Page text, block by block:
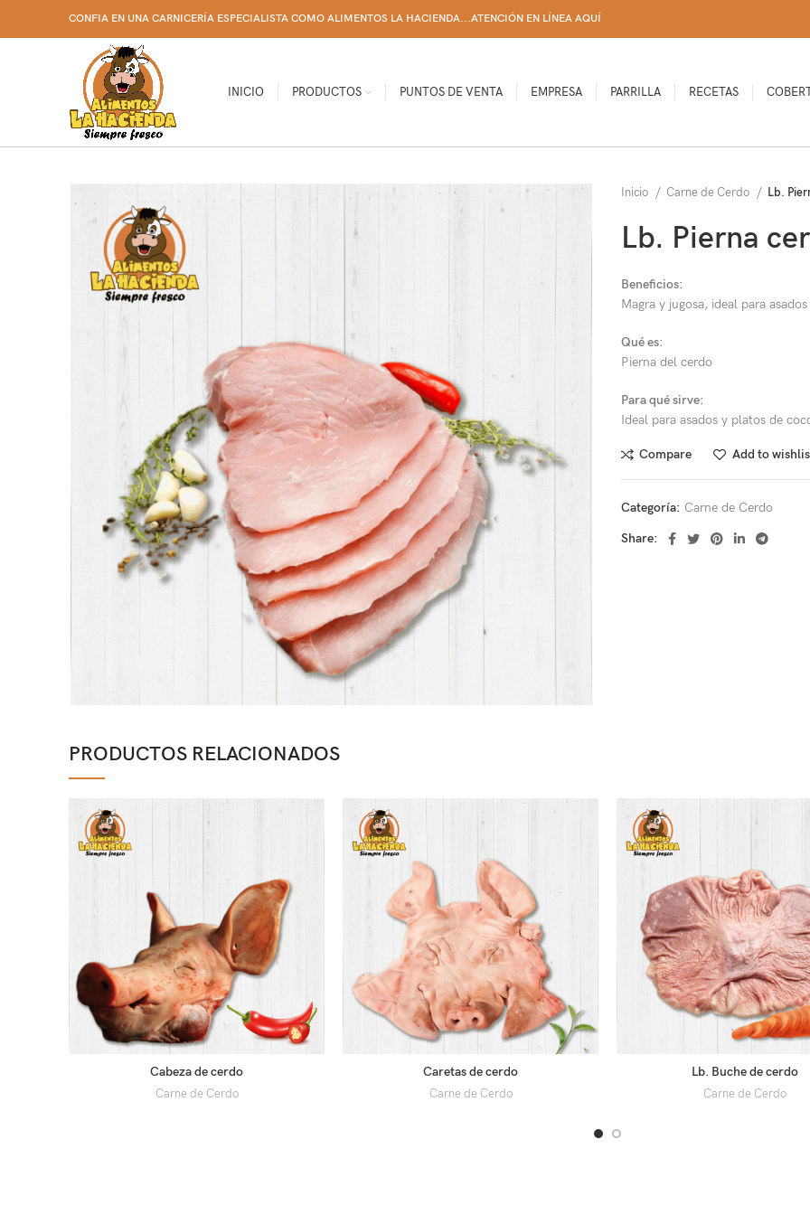
CONFIA EN UNA CARNICERÍA ESPECIALISTA COMO ALIMENTOS LA HACIENDA...ATENCIÓN EN LÍNEA AQUÍ
INICIO PRODUCTOS PUNTOS DE VENTA EMPRESA PARRILLA RECETAS
Inicio Carne de Cerdo Lb.
Lb. Pierna
Beneficios:
Magra y jugosa, ideal para
Qué es:
Pierna del cerdo
Para qué sirve:
Ideal para asados y platos de
Compare Add to
Categoría: Carne de Cerdo
Share:
PRODUCTOS RELACIONADOS
Cabeza de cerdo
Carne de Cerdo
Caretas de cerdo
Carne de Cerdo
Lb. Buche de cerdo
Carne de Cerdo